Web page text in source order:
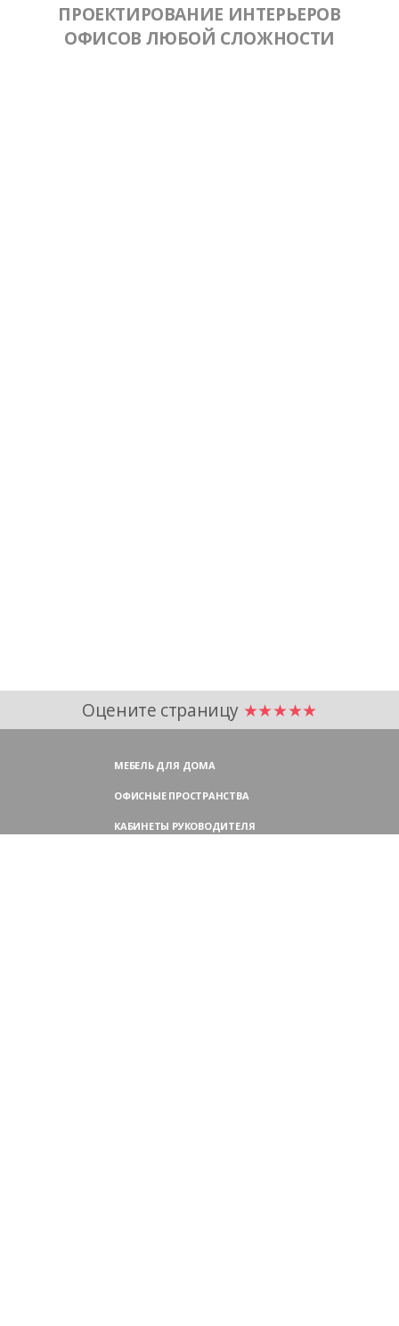
ПРОЕКТИРОВАНИЕ ИНТЕРЬЕРОВ
ОФИСОВ ЛЮБОЙ СЛОЖНОСТИ
Оцените страницу ★★★★★
МЕБЕЛЬ ДЛЯ ДОМА
ОФИСНЫЕ ПРОСТРАНСТВА
КАБИНЕТЫ РУКОВОДИТЕЛЯ